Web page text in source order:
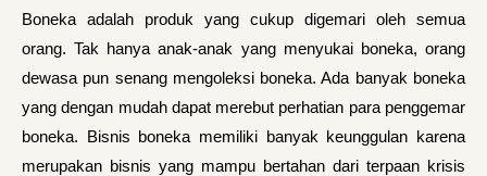
Boneka adalah produk yang cukup digemari oleh semua
orang. Tak hanya anak-anak yang menyukai boneka, orang
dewasa pun senang mengoleksi boneka. Ada banyak boneka
yang dengan mudah dapat merebut perhatian para penggemar
boneka. Bisnis boneka memiliki banyak keunggulan karena
merupakan bisnis yang mampu bertahan dari terpaan krisis